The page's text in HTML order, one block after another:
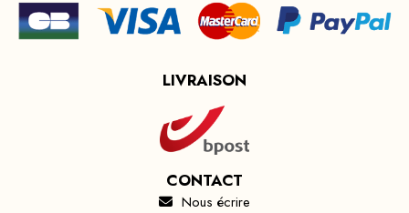
LIVRAISON
CONTACT
 Nous écrire